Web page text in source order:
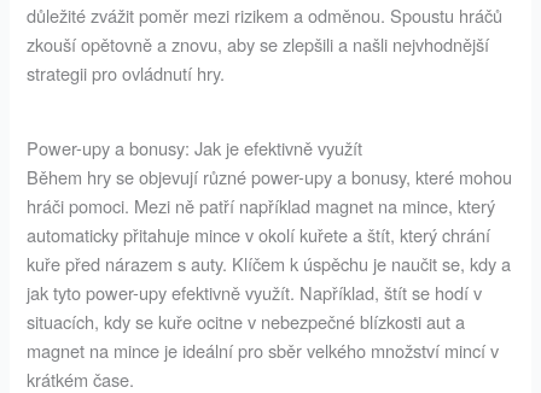
důležité zvážit poměr mezi rizikem a odměnou. Spoustu hráčů
zkouší opětovně a znovu, aby se zlepšili a našli nejvhodnější
strategii pro ovládnutí hry.
Power-upy a bonusy: Jak je efektivně využít
Během hry se objevují různé power-upy a bonusy, které mohou
hráči pomoci. Mezi ně patří například magnet na mince, který
automaticky přitahuje mince v okolí kuřete a štít, který chrání
kuře před nárazem s auty. Klíčem k úspěchu je naučit se, kdy a
jak tyto power-upy efektivně využít. Například, štít se hodí v
situacích, kdy se kuře ocitne v nebezpečné blízkosti aut a
magnet na mince je ideální pro sběr velkého množství mincí v
krátkém čase.